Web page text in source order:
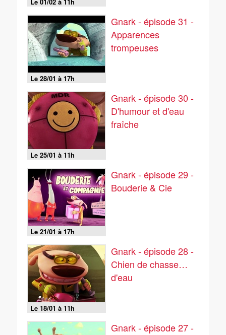
Le 28/01 à 17h
Gnark - épisode 31 -
Apparences
trompeuses
Le 25/01 à 11h
Gnark - épisode 30 -
D'humour et d'eau
fraîche
Le 21/01 à 17h
Gnark - épisode 29 -
Bouderie & Cie
Le 18/01 à 11h
Gnark - épisode 28 -
Chien de chasse…
d'eau
Gnark - épisode 27 -